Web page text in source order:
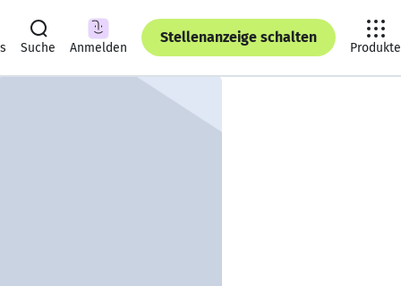
Suche Anmelden
Stellenanzeige schalten
Produkte